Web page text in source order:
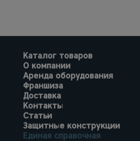
Каталог товаров
О компании
Аренда оборудования
Франшиза
Доставка
Контакты
Статьи
Защитные конструкции
Единая справочная